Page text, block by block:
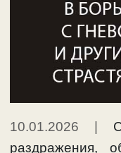
10.01.2026
раздражения,